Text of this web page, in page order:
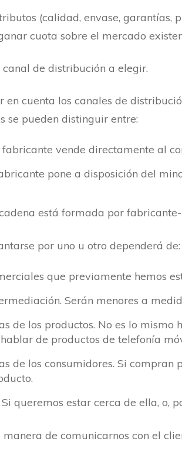
(calidad, envase, garantías,
cuota sobre el mercado
canal de distribución a elegir.
en cuenta los canales de
se pueden distinguir entre:
fabricante vende directamente al
pone a disposición del
está formada por
por uno u otro dependerá de:
que previamente hemos
Serán menores a
de los productos. No es lo
de productos de telefonía
de los consumidores. Si compran
queremos estar cerca de ella, o,
manera de comunicarnos con el